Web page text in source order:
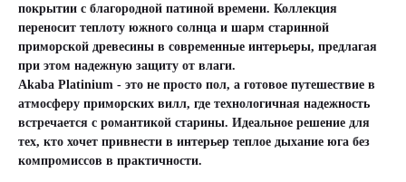
покрытии с благородной патиной времени. Коллекция
переносит теплоту южного солнца и шарм старинной
приморской древесины в современные интерьеры, предлагая
при этом надежную защиту от влаги.
Akaba Platinium - это не просто пол, а готовое путешествие в
атмосферу приморских вилл, где технологичная надежность
встречается с романтикой старины. Идеальное решение для
тех, кто хочет привнести в интерьер теплое дыхание юга без
компромиссов в практичности.